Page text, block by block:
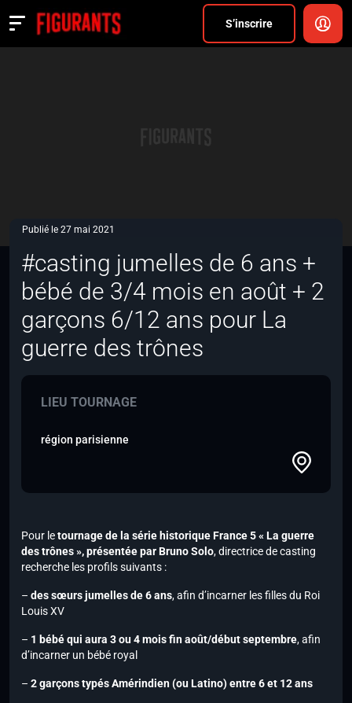
S’inscrire
Actualités
Publié le 27 mai 2021
#casting jumelles de 6 ans +
bébé de 3/4 mois en août + 2
garçons 6/12 ans pour La
guerre des trônes
LIEU TOURNAGE
région parisienne
Pour letournage de la série historique France 5 « La guerre
des trônes », présentée parBruno Solo, directrice de casting
recherche les profils suivants :
– des sœurs jumelles de 6 ans, afin d’incarner les filles du Roi
Louis XV
– 1 bébé qui aura 3 ou 4 mois fin août/début septembre, afin
d’incarner un bébé royal
– 2 garçons typés Amérindien (ou Latino) entre 6 et 12 ans